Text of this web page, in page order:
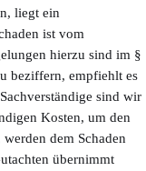
liegt ein
ist vom
hierzu sind im §
beziffern, empfiehlt es
sind wir
Kosten, um den
dem Schaden
übernimmt